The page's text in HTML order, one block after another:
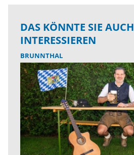
DAS KÖNNTE SIE AUCH
INTERESSIEREN
BRUNNTHAL